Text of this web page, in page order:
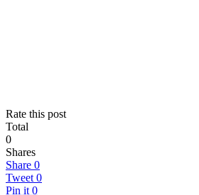
Rate this post
Total
0
Shares
Share 0
Tweet 0
Pin it 0